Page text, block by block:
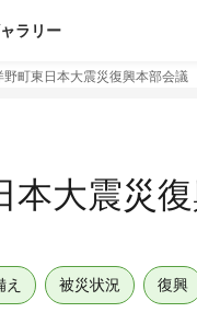
ラリー
野町東日本大震災復興本部会議
本大震災
え 被災状況 復興